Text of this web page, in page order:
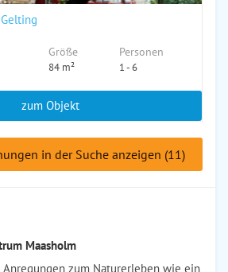
Größe
84 m²
Personen
1 - 6
zum Objekt
in der Suche anzeigen (11)
Maasholm
zum Naturerleben wie ein